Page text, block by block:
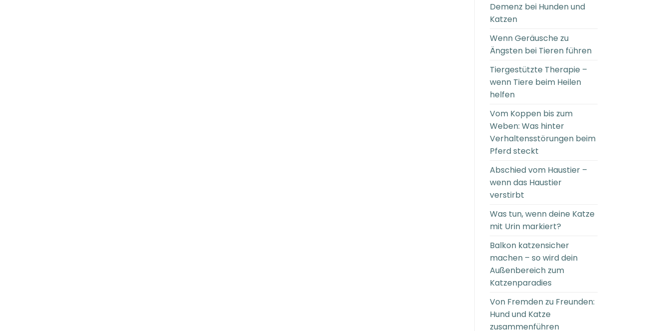
Demenz bei Hunden und
Katzen
Wenn Geräusche zu
Ängsten bei Tieren führen
Tiergestützte Therapie –
wenn Tiere beim Heilen
helfen
Vom Koppen bis zum
Weben: Was hinter
Verhaltensstörungen beim
Pferd steckt
Abschied vom Haustier –
wenn das Haustier
verstirbt
Was tun, wenn deine Katze
mit Urin markiert?
Balkon katzensicher
machen – so wird dein
Außenbereich zum
Katzenparadies
Von Fremden zu Freunden:
Hund und Katze
zusammenführen